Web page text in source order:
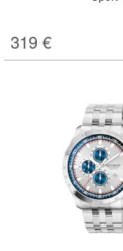
319 €